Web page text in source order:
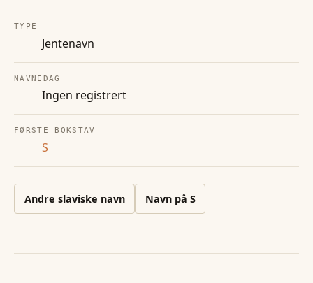
TYPE
Jentenavn
NAVNEDAG
Ingen registrert
FØRSTE BOKSTAV
S
Andre slaviske navn Navn på S